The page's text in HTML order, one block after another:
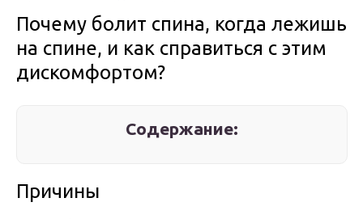
Почему болит спина, когда лежишь
на спине, и как справиться с этим
дискомфортом?
Содержание:
Причины